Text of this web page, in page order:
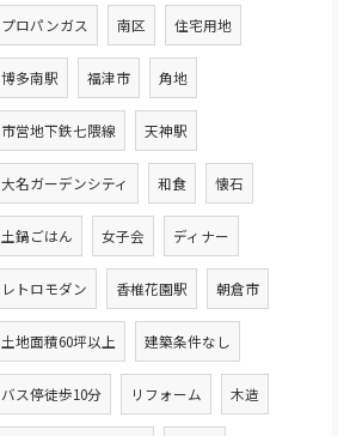
プロパンガス 南区 住宅用地
博多南駅 福津市 角地
市営地下鉄七隈線 天神駅
大名ガーデンシティ 和食 懐石
土鍋ごはん 女子会 ディナー
レトロモダン 香椎花園駅 朝倉市
土地面積60坪以上 建築条件なし
バス停徒歩10分 リフォーム 木造